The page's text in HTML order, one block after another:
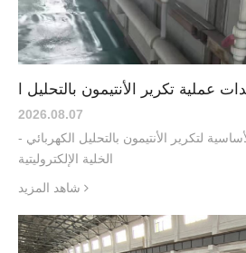
2026.08.07
لتكرير الأنتيمون بالتحليل الكهربائي -
الخلية الإلكتروليتية